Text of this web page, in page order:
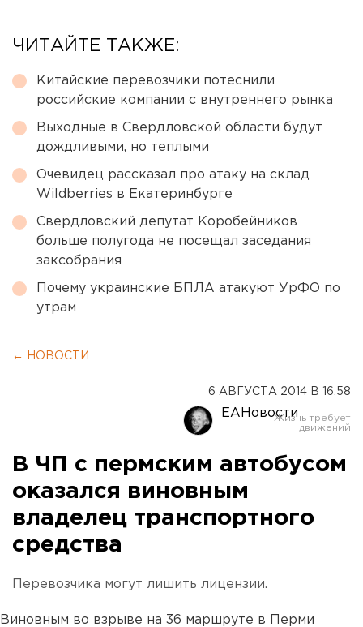
ЧИТАЙТЕ ТАКЖЕ:
Китайские перевозчики потеснили
российские компании с внутреннего рынка
Выходные в Свердловской области будут
дождливыми, но теплыми
Очевидец рассказал про атаку на склад
Wildberries в Екатеринбурге
Свердловский депутат Коробейников
больше полугода не посещал заседания
заксобрания
Почему украинские БПЛА атакуют УрФО по
утрам
← НОВОСТИ
6 АВГУСТА 2014 В 16:58
ЕАНовости
В ЧП с пермским автобусом
оказался виновным
владелец транспортного
средства
Перевозчика могут лишить лицензии.
Виновным во взрыве на 36 маршруте в Перми